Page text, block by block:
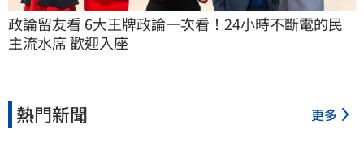
政論留友看 6大王牌政論一次看！24小時不斷電的民
主流水席 歡迎入座
熱門新聞 更多